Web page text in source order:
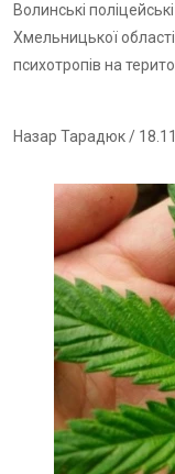
Волинські
Хмельницької
психотропів на
Назар Тарадюк/